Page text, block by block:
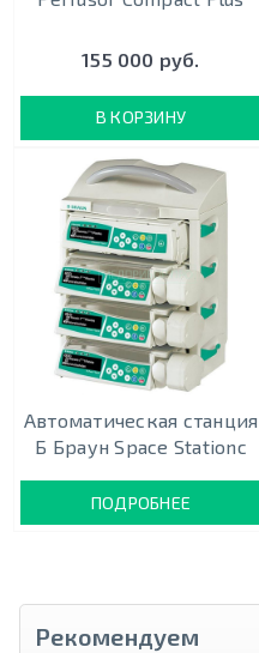
155 000 руб.
В КОРЗИНУ
Автоматическая станция
Б Браун Space Stationс
ПОДРОБНЕЕ
Рекомендуем